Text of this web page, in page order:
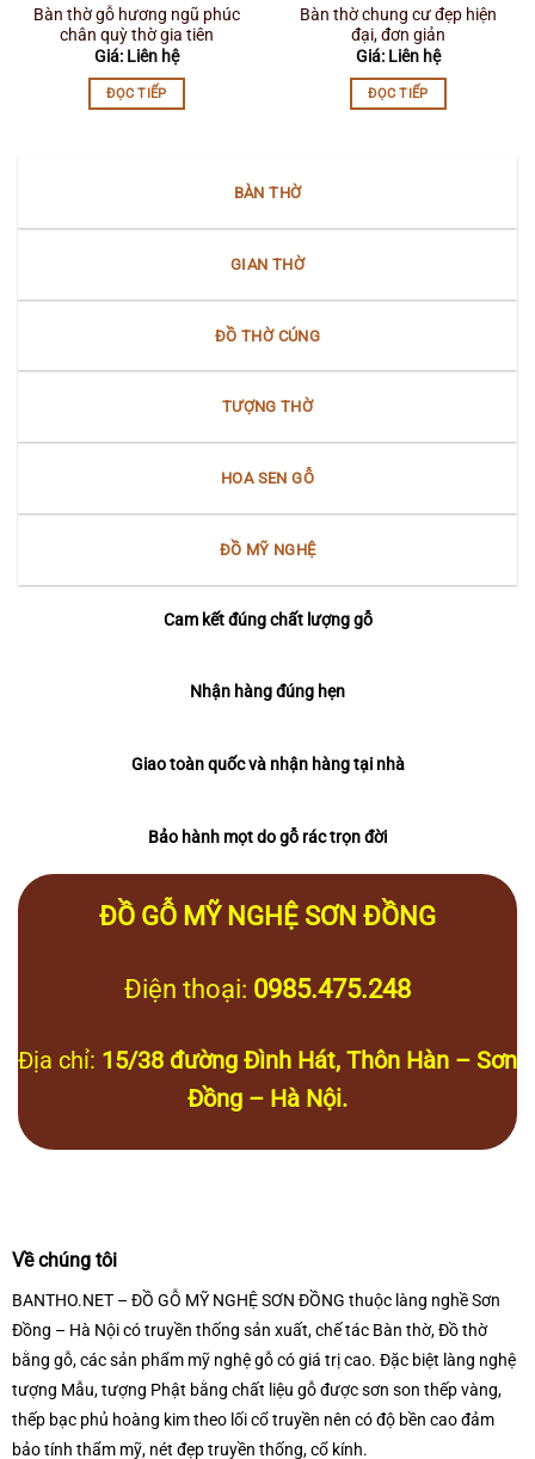
Bàn thờ gỗ hương ngũ phúc
chân quỳ thờ gia tiên
Giá: Liên hệ
ĐỌC TIẾP
Bàn thờ chung cư đẹp hiện
đại, đơn giản
Giá: Liên hệ
ĐỌC TIẾP
BÀN THỜ
GIAN THỜ
ĐỒ THỜ CÚNG
TƯỢNG THỜ
HOA SEN GỖ
ĐỒ MỸ NGHỆ
Cam kết đúng chất lượng gỗ
Nhận hàng đúng hẹn
Giao toàn quốc và nhận hàng tại nhà
Bảo hành mọt do gỗ rác trọn đời
ĐỒ GỖ MỸ NGHỆ SƠN ĐỒNG
Điện thoại: 0985.475.248
Địa chỉ: 15/38 đường Đình Hát, Thôn Hàn – Sơn
Đồng – Hà Nội.
Về chúng tôi
BANTHO.NET – ĐỒ GỖ MỸ NGHỆ SƠN ĐỒNG thuộc làng nghề Sơn
Đồng – Hà Nội có truyền thống sản xuất, chế tác Bàn thờ, Đồ thờ
bằng gỗ, các sản phẩm mỹ nghệ gỗ có giá trị cao. Đặc biệt làng nghệ
tượng Mẫu, tượng Phật bằng chất liệu gỗ được sơn son thếp vàng,
thếp bạc phủ hoàng kim theo lối cổ truyền nên có độ bền cao đảm
bảo tính thẩm mỹ, nét đẹp truyền thống, cổ kính.